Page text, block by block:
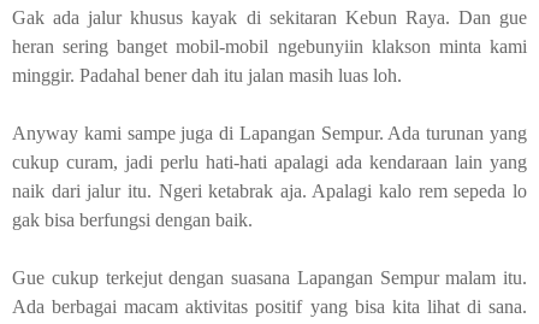
Gak ada jalur khusus kayak di sekitaran Kebun Raya. Dan gue
heran sering banget mobil-mobil ngebunyiin klakson minta kami
minggir. Padahal bener dah itu jalan masih luas loh.
Anyway kami sampe juga di Lapangan Sempur. Ada turunan yang
cukup curam, jadi perlu hati-hati apalagi ada kendaraan lain yang
naik dari jalur itu. Ngeri ketabrak aja. Apalagi kalo rem sepeda lo
gak bisa berfungsi dengan baik.
Gue cukup terkejut dengan suasana Lapangan Sempur malam itu.
Ada berbagai macam aktivitas positif yang bisa kita lihat di sana.